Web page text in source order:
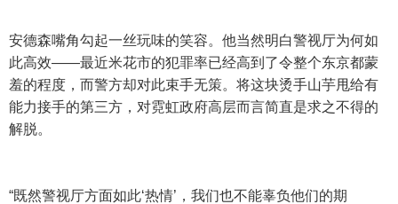
安德森嘴角勾起一丝玩味的笑容。他当然明白警视厅为何如
此高效——最近米花市的犯罪率已经高到了令整个东京都蒙
羞的程度，而警方却对此束手无策。将这块烫手山芋甩给有
能力接手的第三方，对霓虹政府高层而言简直是求之不得的
解脱。
“既然警视厅方面如此‘热情’，我们也不能辜负他们的期